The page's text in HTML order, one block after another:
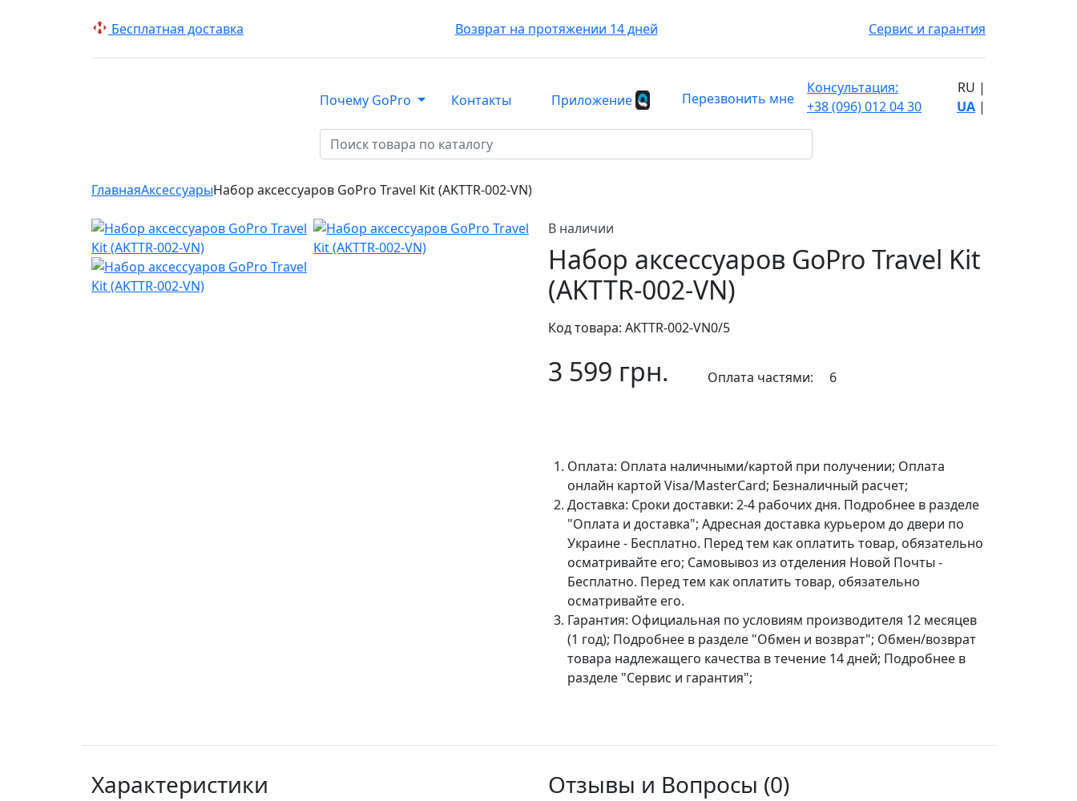
Беcплатная доставка Возврат на протяжении 14 дней Сервис и гарантия
Почему GoPro Контакты Приложение Перезвонить мне
Консультация:
+38 (096) 012 04 30
RU |
UA |
ГлавнаяАксессуарыНабор аксессуаров GoPro Travel Kit (AKTTR-002-VN)
В наличии
Набор аксессуаров GoPro Travel Kit
(AKTTR-002-VN)
Код товара: AKTTR-002-VN0/5
3 599 грн. Оплата частями: 6
Оплата: Оплата наличными/картой при получении; Оплата
онлайн картой Visa/MasterCard; Безналичный расчет;
Доставка: Сроки доставки: 2-4 рабочих дня. Подробнее в разделе
"Оплата и доставка"; Адресная доставка курьером до двери по
Украине - Бесплатно. Перед тем как оплатить товар, обязательно
осматривайте его; Самовывоз из отделения Новой Почты -
Бесплатно. Перед тем как оплатить товар, обязательно
осматривайте его.
Гарантия: Официальная по условиям производителя 12 месяцев
(1 год); Подробнее в разделе "Обмен и возврат"; Обмен/возврат
товара надлежащего качества в течение 14 дней; Подробнее в
разделе "Сервис и гарантия";
Характеристики Отзывы и Вопросы (0)